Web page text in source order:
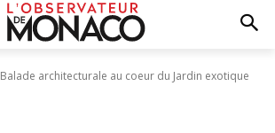
Balade architecturale au coeur du Jardin exotique